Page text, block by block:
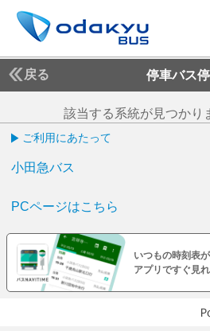
戻る 停車バス停
該当する系統が見つかり
ご利用にあたって
小田急バス
PCページはこちら
いつもの時刻表が
アプリですぐ見